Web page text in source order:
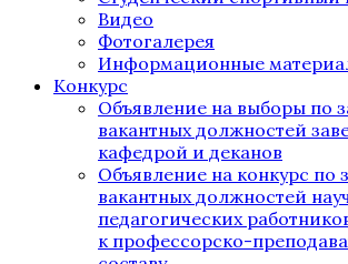
Видео
Фотогалерея
Информационные
Конкурс
Объявление на выборы по
вакантных должностей
кафедрой и деканов
Объявление на конкурс
вакантных должностей
педагогических
к профессорско-